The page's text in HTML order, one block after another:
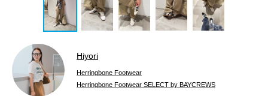
Hiyori
Herringbone Footwear
Herringbone Footwear SELECT by BAYCREWS